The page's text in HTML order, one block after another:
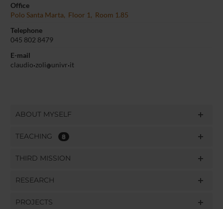
Office
Polo Santa Marta, Floor 1, Room 1.85
Telephone
045 802 8479
E-mail
claudio zoli univr it
ABOUT MYSELF
TEACHING 8
THIRD MISSION
RESEARCH
PROJECTS